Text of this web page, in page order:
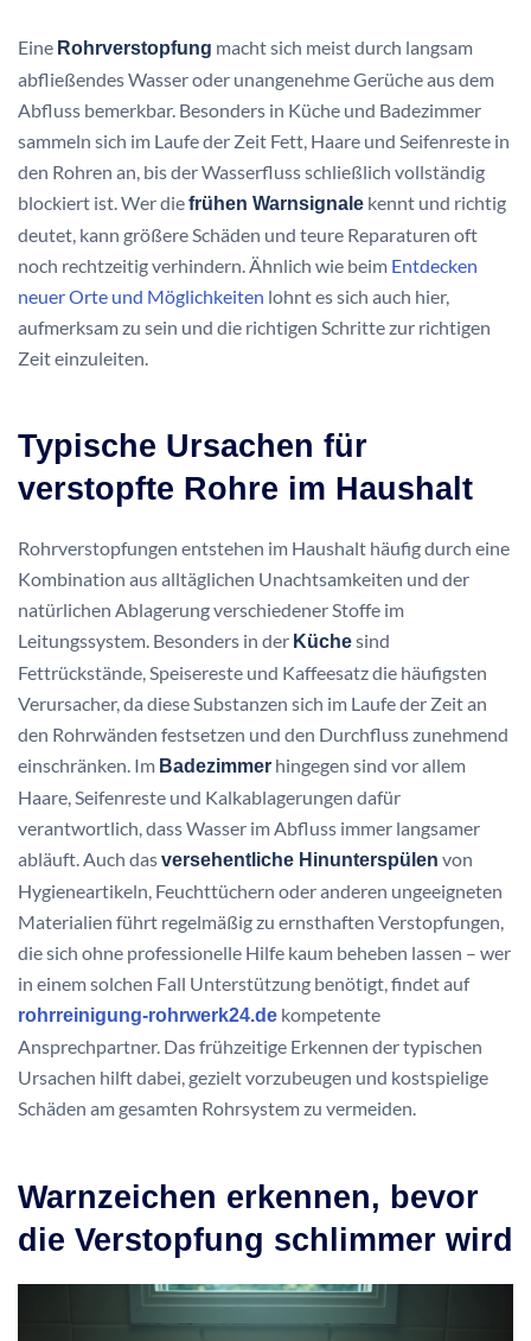
Eine Rohrverstopfung macht sich meist durch langsam
abfließendes Wasser oder unangenehme Gerüche aus dem
Abfluss bemerkbar. Besonders in Küche und Badezimmer
sammeln sich im Laufe der Zeit Fett, Haare und Seifenreste in
den Rohren an, bis der Wasserfluss schließlich vollständig
blockiert ist. Wer diefrühen Warnsignale kennt und richtig
deutet, kann größere Schäden und teure Reparaturen oft
noch rechtzeitig verhindern. Ähnlich wie beim Entdecken
neuer Orte und Möglichkeiten lohnt es sich auch hier,
aufmerksam zu sein und die richtigen Schritte zur richtigen
Zeit einzuleiten.
Typische Ursachen für
verstopfte Rohre im Haushalt
Rohrverstopfungen entstehen im Haushalt häufig durch eine
Kombination aus alltäglichen Unachtsamkeiten und der
natürlichen Ablagerung verschiedener Stoffe im
Leitungssystem. Besonders in der Küchesind
Fettrückstände, Speisereste und Kaffeesatz die häufigsten
Verursacher, da diese Substanzen sich im Laufe der Zeit an
den Rohrwänden festsetzen und den Durchfluss zunehmend
einschränken. Im Badezimmer hingegen sind vor allem
Haare, Seifenreste und Kalkablagerungen dafür
verantwortlich, dass Wasser im Abfluss immer langsamer
abläuft. Auch dasversehentliche Hinunterspülen von
Hygieneartikeln, Feuchttüchern oder anderen ungeeigneten
Materialien führt regelmäßig zu ernsthaften Verstopfungen,
die sich ohne professionelle Hilfe kaum beheben lassen – wer
in einem solchen Fall Unterstützung benötigt, findet auf
rohrreinigung-rohrwerk24.de kompetente
Ansprechpartner. Das frühzeitige Erkennen der typischen
Ursachen hilft dabei, gezielt vorzubeugen und kostspielige
Schäden am gesamten Rohrsystem zu vermeiden.
Warnzeichen erkennen, bevor
die Verstopfung schlimmer wird